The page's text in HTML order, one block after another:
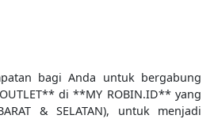
bagi Anda untuk bergabung
di **MY ROBIN.ID** yang
& SELATAN), untuk menjadi